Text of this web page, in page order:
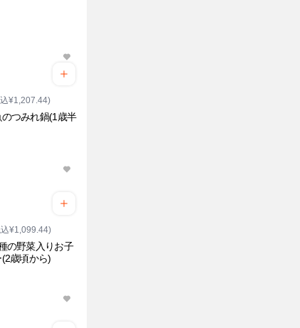
¥1,207.44)
つみれ鍋(1歳半
¥1,099.44)
の野菜入りお子
歳頃から)